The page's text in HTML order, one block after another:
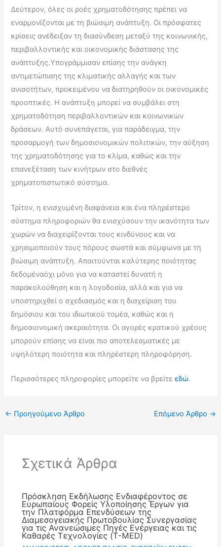
Δεύτερον, όλες οι ροές χρηματοδότησης πρέπει να
εναρμονίζονται με τη βιώσιμη ανάπτυξη. Οι πρόσφατες
κρίσεις ανέδειξαν τη διασύνδεση μεταξύ της κοινωνικής,
περιβαλλοντικής και οικονομικής διάστασης της
ανάπτυξης.Υπογράμμισαν επίσης την ανάγκη
αντιμετώπισης της κλιματικής αλλαγής και των
ανισοτήτων, προκειμένου να διατηρηθούν οι οικονομικές
προοπτικές. Η ανάπτυξη μπορεί να συμβάλει στη
χρηματοδότηση περιβαλλοντικών και κοινωνικών
δράσεων. Αυτό συνεπάγεται, για παράδειγμα, την
προσαρμογή των δημοσιονομικών πολιτικών, την αύξηση
της χρηματοδότησης για το κλίμα, καθώς και την
επανεξέταση των κινήτρων στο διεθνές
χρηματοπιστωτικό σύστημα.
Τρίτον, η ενισχυμένη διαφάνεια και ένα πληρέστερο
σύστημα πληροφοριών θα ενισχύσουν την ικανότητα των
χωρών να διαχειρίζονται τους κινδύνους και να
χρησιμοποιούν τους πόρους σωστά και σύμφωνα με τη
βιώσιμη ανάπτυξη. Απαιτούνται καλύτερης ποιότητας
δεδομέναόχι μόνο για να καταστεί δυνατή η
παρακολούθηση και η λογοδοσία, αλλά και για να
υποστηριχθεί ο σχεδιασμός και η διαχείριση του
δημόσιου και του ιδιωτικού τομέα, καθώς και η
δημοσιονομική ακεραιότητα. Οι αγορές κρατικού χρέους
μπορούν επίσης να είναι πιο αποτελεσματικές με
υψηλότερη ποιότητα και πληρέστερη πληροφόρηση.
Περισσότερες πληροφορίες μπορείτε να βρείτεεδώ.
← Προηγούμενο Άρθρο Επόμενο Άρθρο →
Σχετικά Άρθρα
Πρόσκληση Εκδήλωσης Ενδιαφέροντος σε
Ευρωπαίους Φορείς Υλοποίησης Έργων για
την Πλατφόρμα Επενδύσεων της
Διαμεσογειακής Πρωτοβουλίας Συνεργασίας
για τις Ανανεώσιμες Πηγές Ενέργειας και τις
Καθαρές Τεχνολογίες (T-MED)